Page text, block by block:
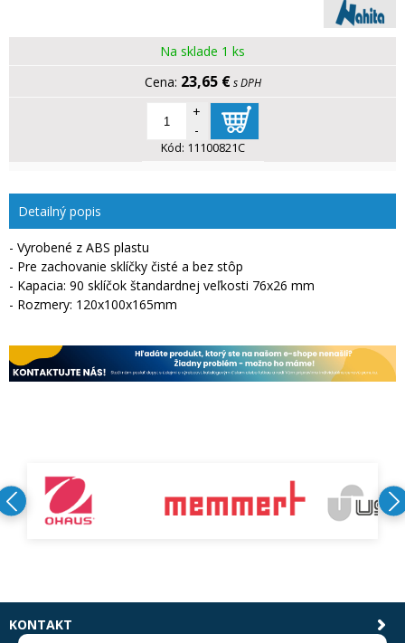
Na sklade 1 ks
23,65 € s DPH
+
-
Kód: 11100821C
Detailný popis
- Vyrobené z ABS plastu
- Pre zachovanie sklíčky čisté a bez stôp
- Kapacia: 90 sklíčok štandardnej veľkosti 76x26 mm
- Rozmery: 120x100x165mm
KONTAKT